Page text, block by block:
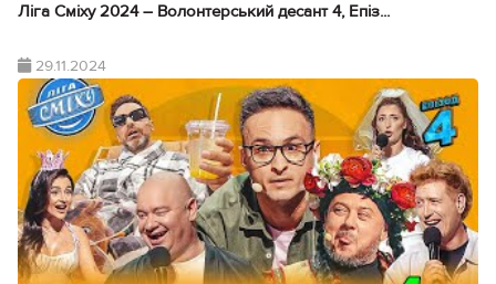
Ліга Сміху 2024 – Волонтерський десант 4, Епіз...
29.11.2024